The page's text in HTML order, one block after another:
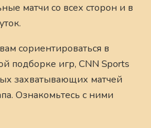
матчи со всех сторон и в
сориентироваться в
подборке игр, CNN Sports
захватывающих матчей
Ознакомьтесь с ними